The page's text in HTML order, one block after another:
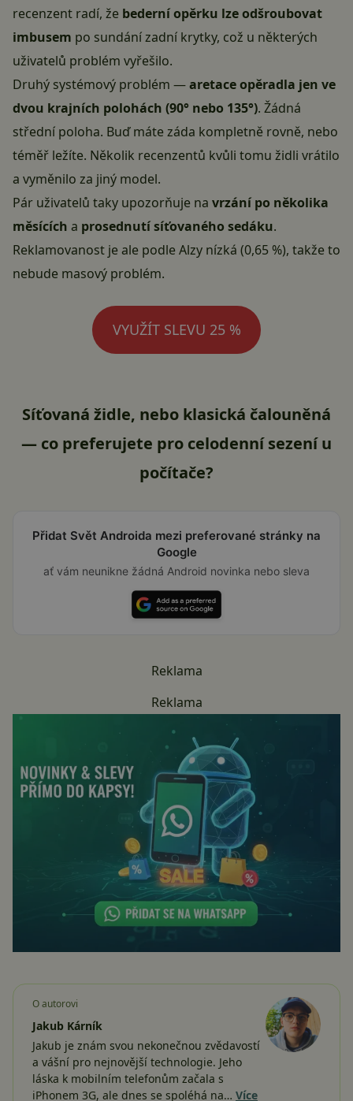
recenzent radí, že bederní opěrku lze odšroubovat
imbusem po sundání zadní krytky, což u některých
uživatelů problém vyřešilo.
Druhý systémový problém —aretace opěradla jen ve
dvou krajních polohách (90° nebo 135°). Žádná
střední poloha. Buď máte záda kompletně rovně, nebo
téměř ležíte. Několik recenzentů kvůli tomu židli vrátilo
a vyměnilo za jiný model.
Pár uživatelů taky upozorňuje na vrzání po několika
měsících a prosednutí síťovaného sedáku.
Reklamovanost je ale podle Alzy nízká (0,65 %), takže to
nebude masový problém.
VYUŽÍT SLEVU 25 %
Síťovaná židle, nebo klasická čalouněná
— co preferujete pro celodenní sezení u
počítače?
Přidat Svět Androida mezi preferované stránky na
Google
ať vám neunikne žádná Android novinka nebo sleva
Reklama
Reklama
O autorovi
Jakub Kárník
Jakub je znám svou nekonečnou zvědavostí
a vášní pro nejnovější technologie. Jeho
láska k mobilním telefonům začala s
iPhonem 3G, ale dnes se spoléhá na… Více